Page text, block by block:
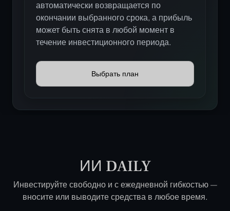
автоматически возвращается по
окончании выбранного срока, а прибыль
может быть снята в любой момент в
течение инвестиционного периода.
Выбрать план
ИИ DAILY
Инвестируйте свободно и с ежедневной гибкостью —
вносите или выводите средства в любое время.